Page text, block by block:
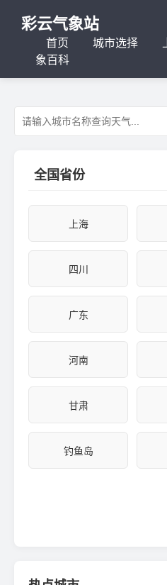
彩云气象站
首页 城市选择
象百科
全国省份
上海
四川
广东
河南
甘肃
钓鱼岛